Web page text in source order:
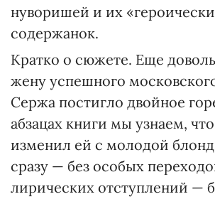
нуворишей и их
содержанок.
Кратко о сюжете. Еще
жену успешного
Сержа постигло двойное
абзацах книги мы узнаем,
изменил ей с молодой
сразу — без особых
лирических отступлений —